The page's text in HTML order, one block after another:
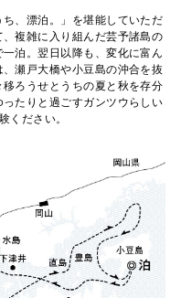
、漂泊。」を堪能していただ
複雑に入り組んだ芸予諸島の
泊。翌日以降も、変化に富ん
瀬戸大橋や小豆島の沖合を抜
ろうせとうちの夏と秋を存分
たりと過ごすガンツウらしい
ください。